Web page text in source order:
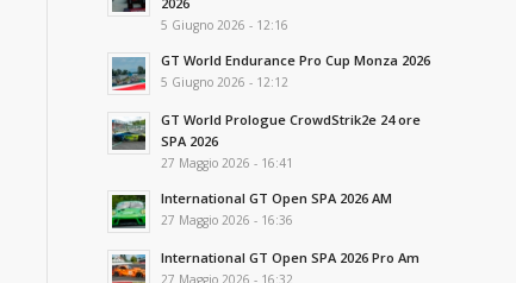
5 Giugno 2026 - 12:16
GT World Endurance Pro Cup Monza 2026
5 Giugno 2026 - 12:12
GT World Prologue CrowdStrik2e 24 ore
SPA 2026
27 Maggio 2026 - 16:41
International GT Open SPA 2026 AM
27 Maggio 2026 - 16:36
International GT Open SPA 2026 Pro Am
27 Maggio 2026 - 16:32